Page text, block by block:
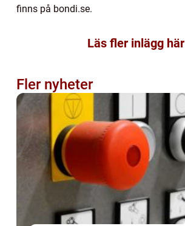
finns på bondi.se.
Läs fler inlägg här
Fler nyheter